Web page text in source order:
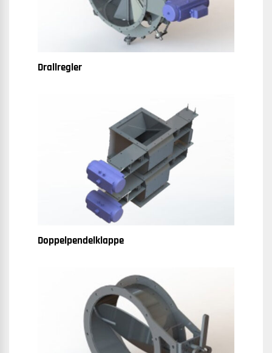
Drallregler
Doppelpendelklappe